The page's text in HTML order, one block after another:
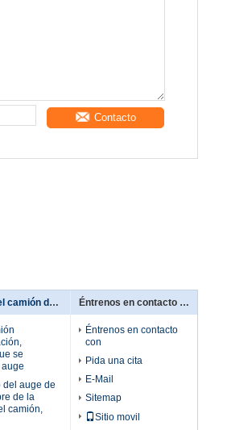
Contacto
Grúa telescópica del camión del auge
se
del auge de
de la
camión,
Éntrenos en contacto con
Éntrenos en contacto
con
Pida una cita
E-Mail
Sitemap
Sitio movil